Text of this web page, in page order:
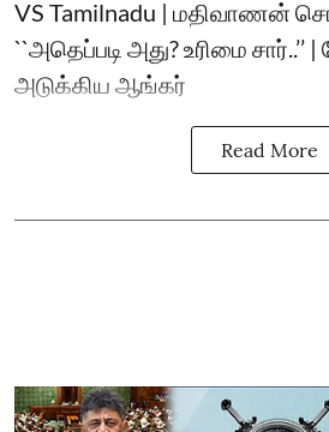
VS Tamilnadu | மதிவாணன்
``அதெப்படி அது? உரிமை
அடுக்கிய ஆங்கர்
Read More